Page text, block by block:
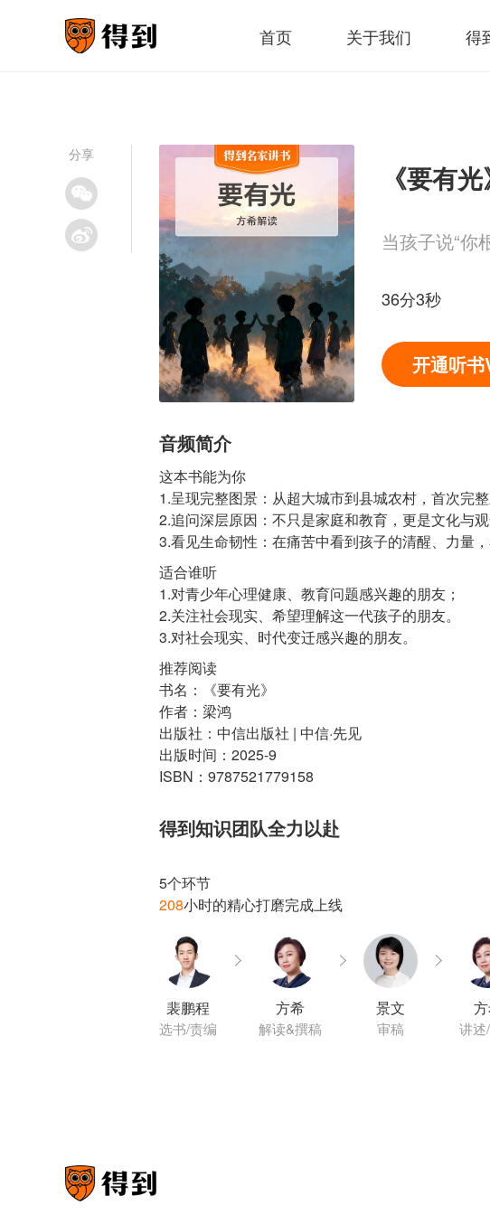
首页 关于我们 得
分享
《要有
当孩子说“你
36分3秒
开通听书
音频简介
这本书能为你
1.呈现完整图景：从超大城市到县城农村，首次完
2.追问深层原因：不只是家庭和教育，更是文化与
适合谁听
1.对青少年心理健康、教育问题感兴趣的朋友；
2.关注社会现实、希望理解这一代孩子的朋友。
3.对社会现实、时代变迁感兴趣的朋友。
推荐阅读
书名：《要有光》
作者：梁鸿
出版社：中信出版社 | 中信·先见
出版时间：2025-9
ISBN：9787521779158
得到知识团队全力以赴
5个环节
208
小时的精心打磨完成上线
裴鹏程
选书/责编
方希
解读&撰稿
景文
审稿 讲述